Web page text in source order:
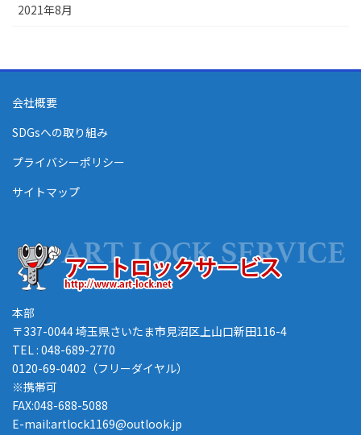
2021年8月
会社概要
SDGsへの取り組み
プライバシーポリシー
サイトマップ
本部
〒337-0044 埼玉県さいたま市見沼区上山口新田116-4
TEL : 048-689-2770
0120-69-0402（フリーダイヤル）
※携帯可
FAX:048-688-5088
E-mail:artlock1169@outlook.jp